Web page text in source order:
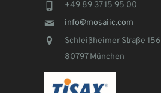
+49 89 37 15 95 00
info@mosaiic.com
Schleißheimer Straße 156
80797 München